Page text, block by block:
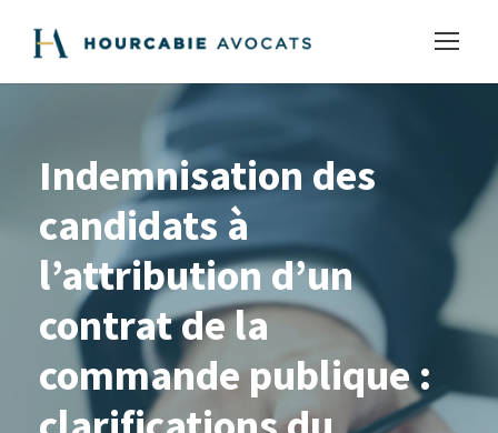
Indemnisation des
candidats à
l’attribution d’un
contrat de la
commande publique :